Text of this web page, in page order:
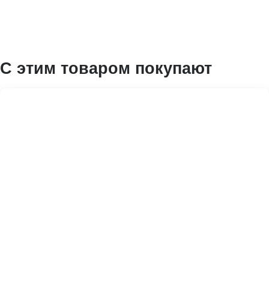
С этим товаром покупают